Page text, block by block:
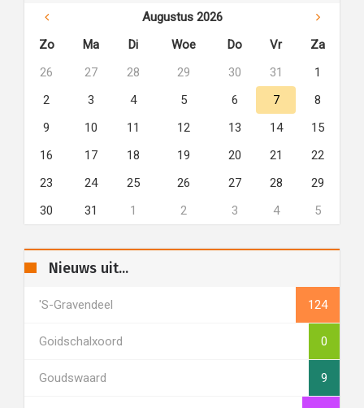
Augustus 2026
Zo
Ma Di Woe Do Vr
Za
26
27 28 29 30 31
1
2
3 4 5 6 7
8
9
10 11 12 13 14
15
16
17 18 19 20 21
22
23
24 25 26 27 28
29
30
31 1 2 3 4 5
Nieuws uit...
's-Gravendeel 124
Goidschalxoord 0
Goudswaard 9